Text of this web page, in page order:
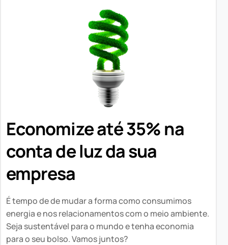
Economize até 35% na
conta de luz da sua
empresa
É tempo de de mudar a forma como consumimos
energia e nos relacionamentos com o meio ambiente.
Seja sustentável para o mundo e tenha economia
para o seu bolso. Vamos juntos?